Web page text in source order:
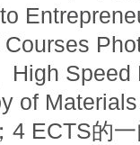
Courses
High
of
4 ECTS的